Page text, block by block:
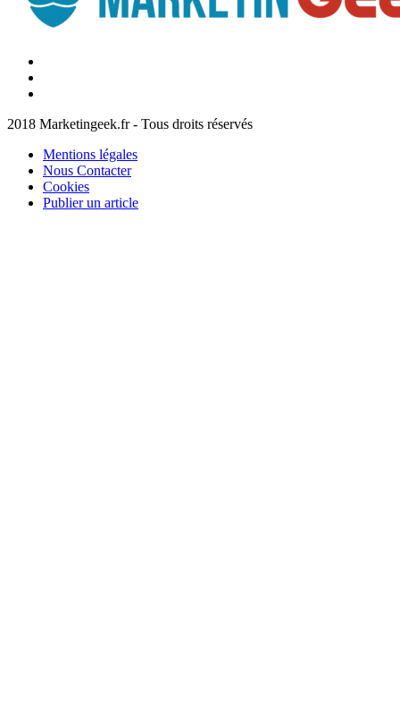
2018 Marketingeek.fr - Tous droits réservés
Mentions légales
Nous Contacter
Cookies
Publier un article